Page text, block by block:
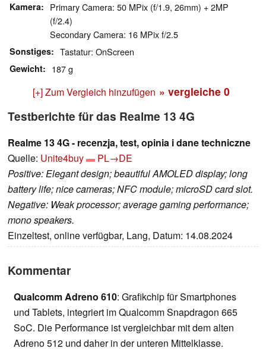
Kamera
Primary Camera: 50 MPix (f/1.9, 26mm) + 2MP
(f/2.4)
Secondary Camera: 16 MPix f/2.5
Sonstiges Tastatur: OnScreen
Gewicht 187 g
[+] Zum Vergleich hinzufügen » vergleiche 0
Testberichte für das Realme 13 4G
Realme 13 4G - recenzja, test, opinia i dane techniczne
Quelle: Unite4buy
PL→DE
Positive: Elegant design; beautiful AMOLED display; long
battery life; nice cameras; NFC module; microSD card slot.
Negative: Weak processor; average gaming performance;
mono speakers.
Einzeltest, online verfügbar, Lang, Datum: 14.08.2024
Kommentar
Qualcomm Adreno 610: Grafikchip für Smartphones
und Tablets, integriert im Qualcomm Snapdragon 665
SoC. Die Performance ist vergleichbar mit dem alten
Adreno 512 und daher in der unteren Mittelklasse.